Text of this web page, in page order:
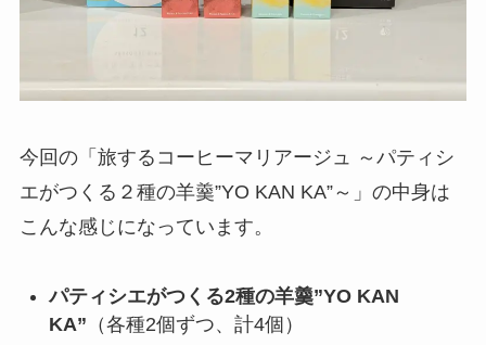
今回の「旅するコーヒーマリアージュ ～パティシ
エがつくる２種の羊羹”YO KAN KA”～」の中身は
こんな感じになっています。
パティシエがつくる2種の羊羹”YO KAN
KA” （各種2個ずつ、計4個）